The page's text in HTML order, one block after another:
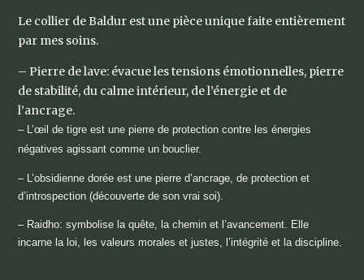
Le collier de Baldur est une pièce unique faite entièrement
par mes soins.
– Pierre de lave: évacue les tensions émotionnelles, pierre
de stabilité, du calme intérieur, de l’énergie et de
l’ancrage.
– L’œil de tigre est une pierre de protection contre les énergies
négatives agissant comme un bouclier.
– L’obsidienne dorée est une pierre d’ancrage, de protection et
d’introspection (découverte de son vrai soi).
– Raidho: symbolise la quête, la chemin et l’avancement. Elle
incarne la loi, les valeurs morales et justes, l’intégrité et la discipline.